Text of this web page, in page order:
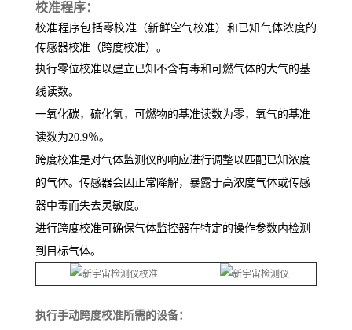
校准程序：
校准程序包括零校准（新鲜空气校准）和已知气体浓度的
传感器校准（跨度校准）。
执行零位校准以建立已知不含有毒和可燃气体的大气的基
线读数。
一氧化碳，硫化氢，可燃物的基准读数为零，氧气的基准
读数为20.9％。
跨度校准是对气体监测仪的响应进行调整以匹配已知浓度
的气体。传感器会因正常降解，暴露于高浓度气体或传感
器中毒而失去灵敏度。
进行跨度校准可确保气体监控器在特定的操作参数内检测
到目标气体。
执行手动跨度校准所需的设备：